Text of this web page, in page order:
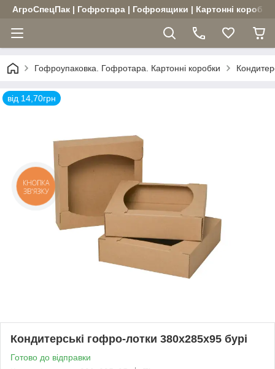
АгроСпецПак | Гофротара | Гофроящики | Картонні
Гофроупаковка. Гофротара. Картонні коробки
від 14,70грн
Кондитерські гофро-лотки 380х285х95 бурі
Готово до відправки
КНОПКА
ЗВ'ЯЗКУ